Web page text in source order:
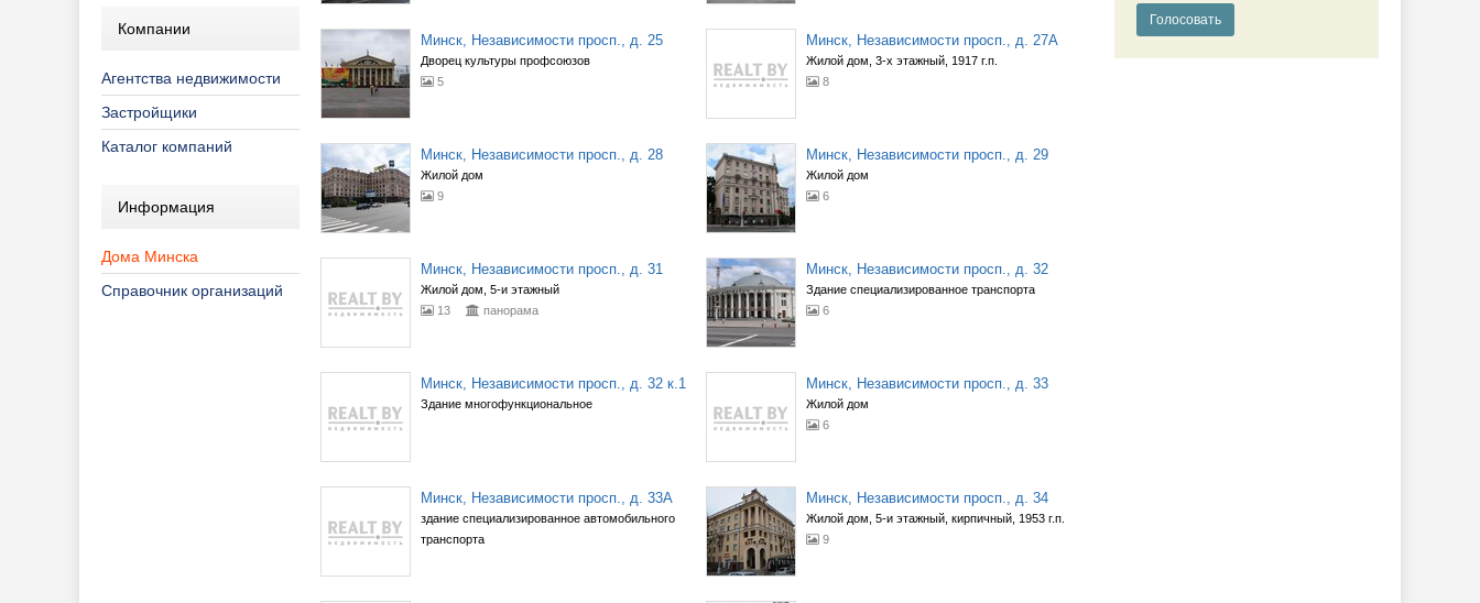
Компании
Агентства недвижимости
Застройщики
Каталог компаний
Информация
Дома Минска
Справочник организаций
Минск, Независимости просп., д. 25
Дворец культуры профсоюзов
5
Минск, Независимости просп., д. 27А
Жилой дом, 3-х этажный, 1917 г.п.
8
Минск, Независимости просп., д. 28
Жилой дом
9
Минск, Независимости просп., д. 29
Жилой дом
6
Минск, Независимости просп., д. 31
Жилой дом, 5-и этажный
13
панорама
Минск, Независимости просп., д. 32
Здание специализированное транспорта
6
Минск, Независимости просп., д. 32 к.1
Здание многофункциональное
Минск, Независимости просп., д. 33
Жилой дом
6
Минск, Независимости просп., д. 33А
здание специализированное автомобильного
транспорта
Минск, Независимости просп., д. 34
Жилой дом, 5-и этажный, кирпичный, 1953 г.п.
9